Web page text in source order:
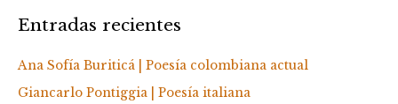
Entradas recientes
Ana Sofía Buriticá | Poesía colombiana actual
Giancarlo Pontiggia | Poesía italiana